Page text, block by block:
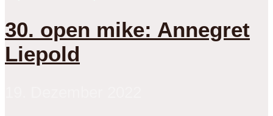
30. open mike: Annegret
Liepold